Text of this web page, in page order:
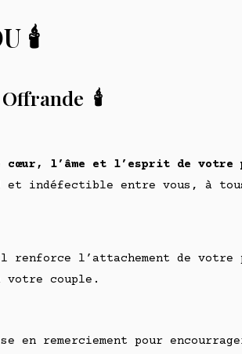
🕯️
Offrande 🕯️
cœur, l’âme et l’esprit de votre
et indéfectible entre vous, à
l’attachement de votre
couple.
en remerciement pour